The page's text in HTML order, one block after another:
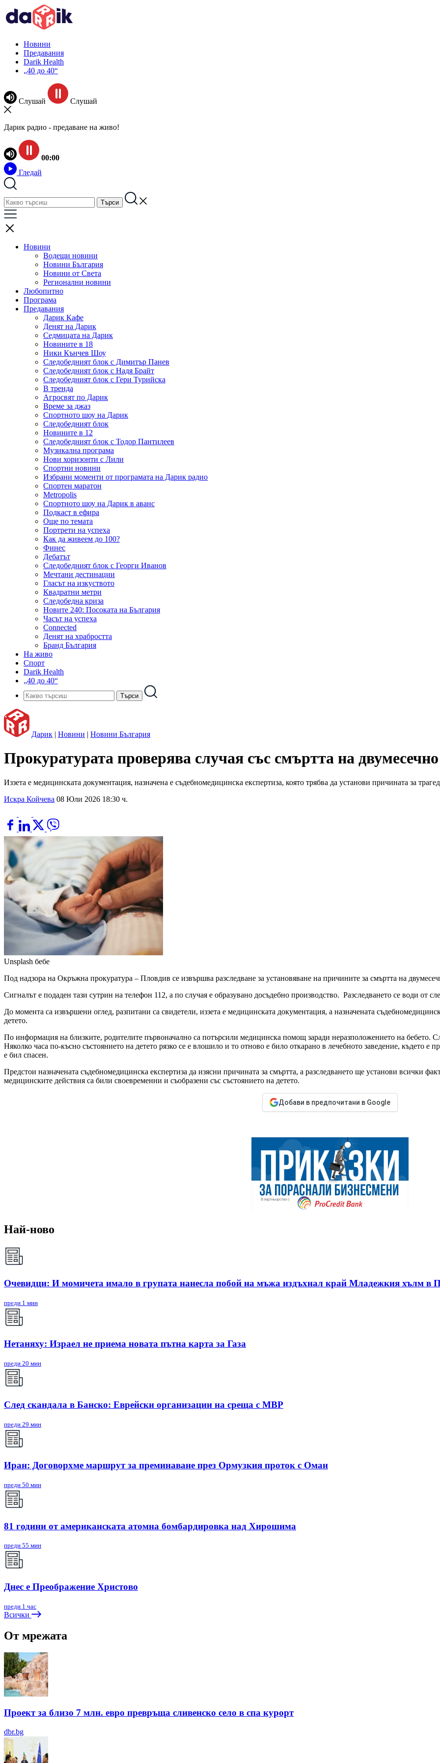
Новини
Предавания
Darik Health
„40 до 40“
Слушай Слушай
Дарик радио - предаване на живо!
00:00
Гледай
Новини
Водещи новини
Новини България
Новини от Света
Регионални новини
Любопитно
Програма
Предавания
Дарик Кафе
Денят на Дарик
Седмицата на Дарик
Новините в 18
Ники Кънчев Шоу
Следобедният блок с Димитър Панев
Следобедният блок с Надя Брайт
Следобедният блок с Гери Турийска
В тренда
Агросвят по Дарик
Време за джаз
Спортното шоу на Дарик
Следобедният блок
Новините в 12
Следобедният блок с Тодор Пантилеев
Музикална програма
Нови хоризонти с Лили
Спортни новини
Избрани моменти от програмата на Дарик радио
Спортен маратон
Metropolis
Спортното шоу на Дарик в аванс
Подкаст в ефира
Още по темата
Портрети на успеха
Как да живеем до 100?
Финес
Дебатът
Следобедният блок с Георги Иванов
Мечтани дестинации
Гласът на изкуството
Квадратни метри
Следобедна криза
Новите 240: Посоката на България
Часът на успеха
Connected
Денят на храбростта
Бранд България
На живо
Спорт
Darik Health
„40 до 40“
Дарик | Новини | Новини България
Прокуратурата проверява случая със смъртта на
Иззета е медицинската документация, назначена е съдебномедицинска експертиза, която трябва да установи причината за
Искра Койчева 08 Юли 2026 18:30 ч.
Unsplash бебе
Под надзора на Окръжна прокуратура – Пловдив се извършва разследване за установяване на причините за смъртта на
Сигналът е подаден тази сутрин на телефон 112, а по случая е образувано досъдебно производство. Разследването се води от
До момента са извършени оглед, разпитани са свидетели, иззета е медицинската документация, а назначената
детето.
По информация на близките, родителите първоначално са потърсили медицинска помощ заради неразположението на бебето.
Няколко часа по-късно състоянието на детето рязко се е влошило и то отново е било откарано в лечебното заведение, където е
е бил спасен.
Предстои назначената съдебномедицинска експертиза да изясни причината за смъртта, а разследването ще установи всички
медицинските действия са били своевременни и съобразени със състоянието на детето.
Добави в предпочитани в Google
Най-ново
Очевидци: И момичета имало в групата нанесла побой на мъжа издъхнал край Младежкия хълм в
преди 1 мин
Нетаняху: Израел не приема новата пътна карта за Газа
преди 20 мин
След скандала в Банско: Eврейски организации на среща с МВР
преди 29 мин
Иран: Договорхме маршрут за преминаване през Ормузкия проток с Оман
преди 50 мин
81 години от американската атомна бомбардировка над Хирошима
преди 55 мин
Днес е Преображение Христово
преди 1 час
Всички
От мрежата
Проект за близо 7 млн. евро превръща сливенско село в спа курорт
dbr.bg